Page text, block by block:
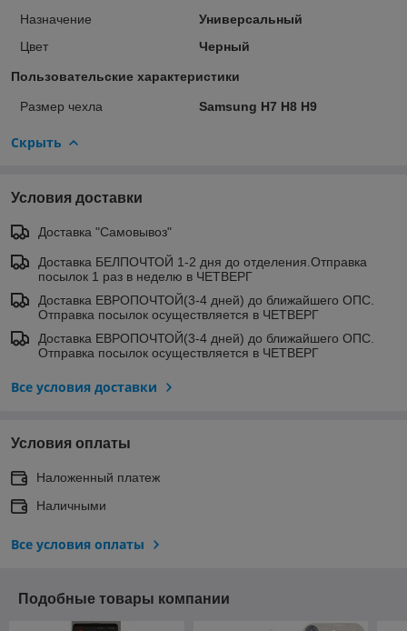
Назначение
Универсальный
Цвет
Черный
Пользовательские характеристики
Размер чехла Samsung H7 H8 H9
Скрыть
Условия доставки
Доставка "Самовывоз"
Доставка БЕЛПОЧТОЙ 1-2 дня до отделения.Отправка
посылок 1 раз в неделю в ЧЕТВЕРГ
Доставка ЕВРОПОЧТОЙ(3-4 дней) до ближайшего ОПС.
Отправка посылок осуществляется в ЧЕТВЕРГ
Доставка ЕВРОПОЧТОЙ(3-4 дней) до ближайшего ОПС.
Отправка посылок осуществляется в ЧЕТВЕРГ
Все условия доставки
Условия оплаты
Наложенный платеж
Наличными
Все условия оплаты
Подобные товары компании